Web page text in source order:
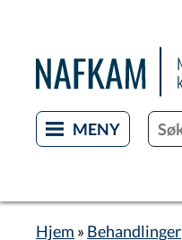
hovedinnhold
Hjem Behandlinger